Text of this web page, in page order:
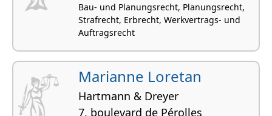
Bau- und Planungsrecht, Planungsrecht,
Strafrecht, Erbrecht, Werkvertrags- und
Auftragsrecht
Marianne Loretan
Hartmann & Dreyer
7, boulevard de Pérolles